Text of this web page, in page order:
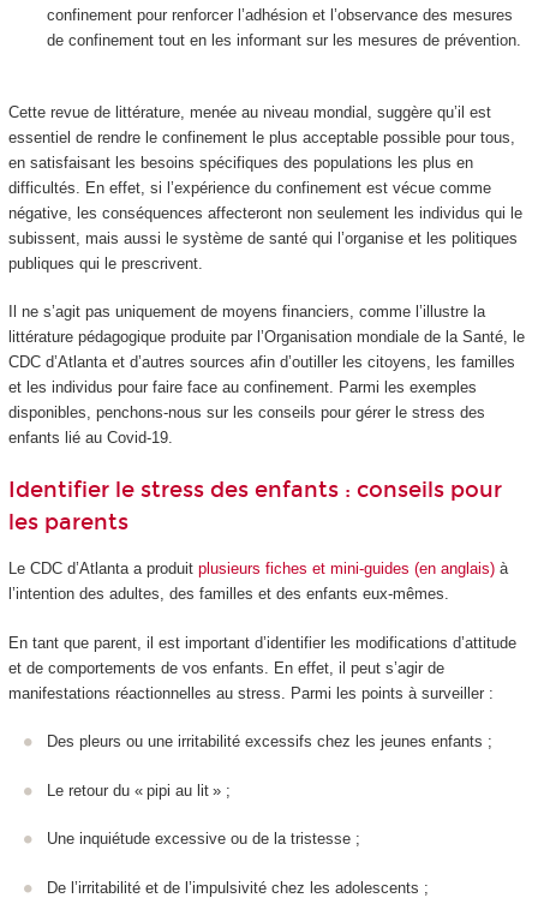
confinement pour renforcer l’adhésion et l’observance des mesures
de confinement tout en les informant sur les mesures de prévention.
Cette revue de littérature, menée au niveau mondial, suggère qu’il est
essentiel de rendre le confinement le plus acceptable possible pour tous,
en satisfaisant les besoins spécifiques des populations les plus en
difficultés. En effet, si l’expérience du confinement est vécue comme
négative, les conséquences affecteront non seulement les individus qui le
subissent, mais aussi le système de santé qui l’organise et les politiques
publiques qui le prescrivent.
Il ne s’agit pas uniquement de moyens financiers, comme l’illustre la
littérature pédagogique produite par l’Organisation mondiale de la Santé, le
CDC d’Atlanta et d’autres sources afin d’outiller les citoyens, les familles
et les individus pour faire face au confinement. Parmi les exemples
disponibles, penchons-nous sur les conseils pour gérer le stress des
enfants lié au Covid-19.
Identifier le stress des enfants : conseils pour
les parents
Le CDC d’Atlanta a produit plusieurs fiches et mini-guides (en anglais)à
l’intention des adultes, des familles et des enfants eux-mêmes.
En tant que parent, il est important d’identifier les modifications d’attitude
et de comportements de vos enfants. En effet, il peut s’agir de
manifestations réactionnelles au stress. Parmi les points à surveiller :
Des pleurs ou une irritabilité excessifs chez les jeunes enfants ;
Le retour du « pipi au lit » ;
Une inquiétude excessive ou de la tristesse ;
De l’irritabilité et de l’impulsivité chez les adolescents ;